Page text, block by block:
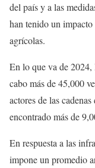
del país y a las
han tenido un
agrícolas.
En lo que va de
cabo más de 45,000
actores de las
encontrado más de
En respuesta a las
impone un promedio